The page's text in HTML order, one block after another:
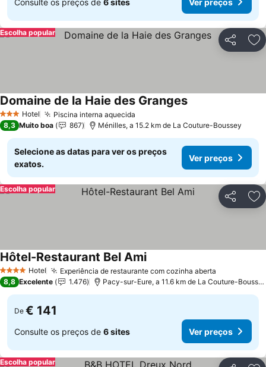
Partilhar
Escolha popular
3 EstrelasHotel Piscina interna aquecida
Domaine de la Haie des Granges
8,3 Muito boa 867 Ménilles, a 15.2 km de La Couture-Boussey
Selecione as datas para ver os preços
exatos.
Ver preços
Partilhar
Escolha popular
4 EstrelasHotel Experiência de restaurante com cozinha aberta
Hôtel-Restaurant Bel Ami
8,8 Excelente 1.476 Pacy-sur-Eure, a 11.6 km de La Couture-Boussey
De € 141
Consulte os preços de 6 sites Ver preços
Escolha popular